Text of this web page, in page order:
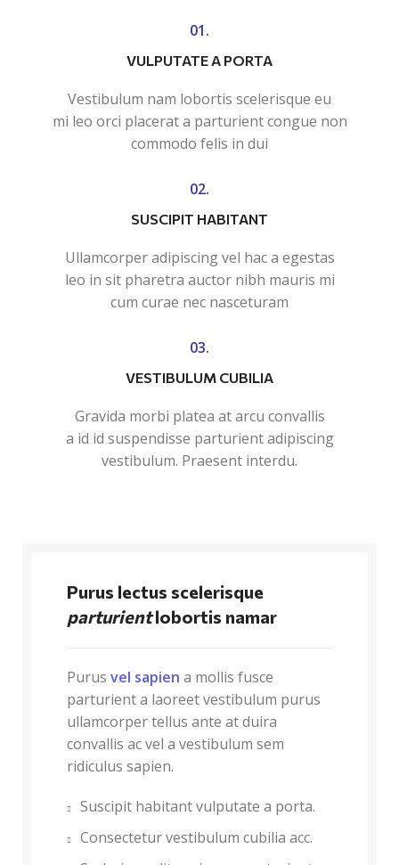
01.
VULPUTATE A PORTA
Vestibulum nam lobortis scelerisque eu
mi leo orci placerat a parturient congue non
commodo felis in dui
02.
SUSCIPIT HABITANT
Ullamcorper adipiscing vel hac a egestas
leo in sit pharetra auctor nibh mauris mi
cum curae nec nasceturam
03.
VESTIBULUM CUBILIA
Gravida morbi platea at arcu convallis
a id id suspendisse parturient adipiscing
vestibulum. Praesent interdu.
Purus lectus scelerisque
parturientlobortis namar
Purus vel sapien a mollis fusce
parturient a laoreet vestibulum purus
ullamcorper tellus ante at duira
convallis ac vel a vestibulum sem
ridiculus sapien.
Suscipit habitant vulputate a porta.
Consectetur vestibulum cubilia acc.